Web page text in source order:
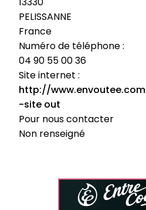
PELISSANNE
France
Numéro de téléphone :
04 90 55 00 36
Site internet :
http://www.envoutee.com
-site out
Pour nous contacter
Non renseigné